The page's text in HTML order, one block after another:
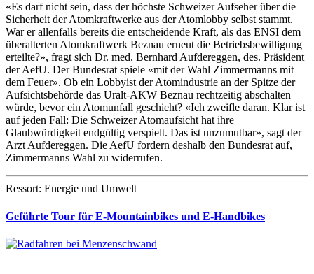
«Es darf nicht sein, dass der höchste Schweizer Aufseher über die
Sicherheit der Atomkraftwerke aus der Atomlobby selbst stammt.
War er allenfalls bereits die entscheidende Kraft, als das ENSI dem
überalterten Atomkraftwerk Beznau erneut die Betriebsbewilligung
erteilte?», fragt sich Dr. med. Bernhard Aufdereggen, des. Präsident
der AefU. Der Bundesrat spiele «mit der Wahl Zimmermanns mit
dem Feuer». Ob ein Lobbyist der Atomindustrie an der Spitze der
Aufsichtsbehörde das Uralt-AKW Beznau rechtzeitig abschalten
würde, bevor ein Atomunfall geschieht? «Ich zweifle daran. Klar ist
auf jeden Fall: Die Schweizer Atomaufsicht hat ihre
Glaubwürdigkeit endgültig verspielt. Das ist unzumutbar», sagt der
Arzt Aufdereggen. Die AefU fordern deshalb den Bundesrat auf,
Zimmermanns Wahl zu widerrufen.
Ressort: Energie und Umwelt
Geführte Tour für E-Mountainbikes und E-Handbikes